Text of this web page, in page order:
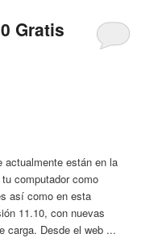
Gratis
actualmente están en la
computador como
así como en esta
11.10, con nuevas
carga. Desde el web ...